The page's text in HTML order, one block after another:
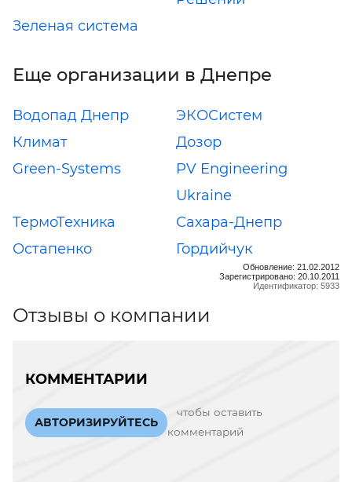
Зеленая система
Еще организации в Днепре
Водопад Днепр
ЭКОСистем
Климат
Дозор
Green-Systems
PV Engineering
Ukraine
ТермоТехника
Сахара-Днепр
Остапенко
Гордийчук
Обновление: 21.02.2012
Зарегистрировано: 20.10.2011
Идентификатор: 5933
Отзывы о компании
КОММЕНТАРИИ
АВТОРИЗИРУЙТЕСЬ
чтобы оставить
комментарий